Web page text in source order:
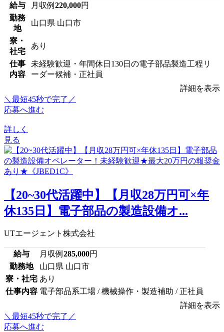
給与 月収例 220,000円
勤務
地
山口県 山口市
寮・
社宅
あり
仕事
内容
未経験歓迎・年間休日130日の電子部品製造工程リ
ーダー候補・正社員
詳細を表示
＼最短45秒で完了／
応募へ進む
詳しく
見る
【20~30代活躍中】【月収28万円可×年
休135日】電子部品の製造設備オ...
UTエージェント株式会社
給与 月収例 285,000円
勤務地
山口県 山口市
寮・社宅 あり
仕事内容 電子部品系工場 / 機械操作・製造補助 / 正社員
詳細を表示
＼最短45秒で完了／
応募へ進む